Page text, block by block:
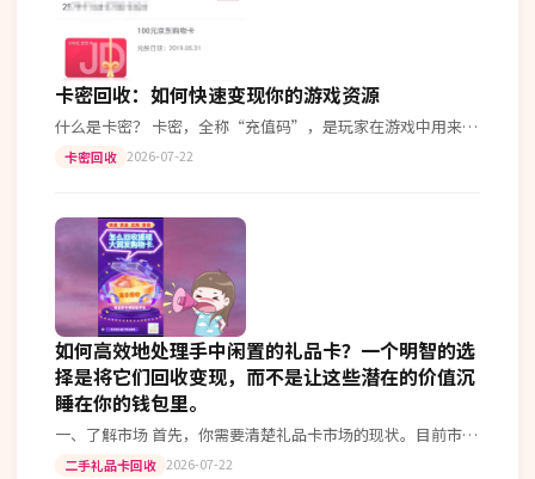
卡密回收：如何快速变现你的游戏资源
什么是卡密？ 卡密，全称“充值码”，是玩家在游戏中用来购
买虚拟物品或服务的一种凭证。通常由发行商提供给游戏开发
卡密回收 2026-07-22
如何高效地处理手中闲置的礼品卡？一个明智的选
择是将它们回收变现，而不是让这些潜在的价值沉
睡在你的钱包里。
一、了解市场 首先，你需要清楚礼品卡市场的现状。目前市场
上许多平台提供礼品卡回收服务，但各家的服务质量和效率各
二手礼品卡回收 2026-07-22